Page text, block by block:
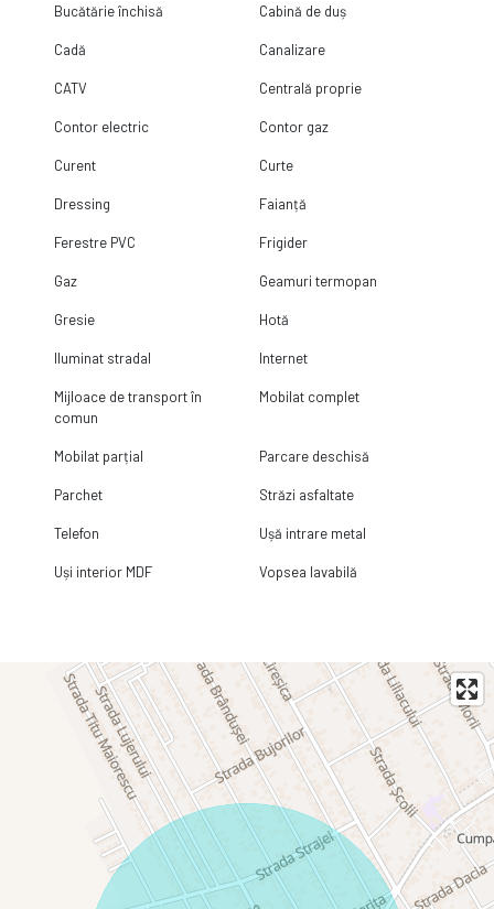
Bucătărie închisă Cabină de duș
Cadă Canalizare
CATV Centrală proprie
Contor electric Contor gaz
Curent Curte
Dressing Faianță
Ferestre PVC Frigider
Gaz Geamuri termopan
Gresie Hotă
Iluminat stradal Internet
Mijloace de transport în
comun
Mobilat complet
Mobilat parțial Parcare deschisă
Parchet Străzi asfaltate
Telefon Ușă intrare metal
Uși interior MDF Vopsea lavabilă